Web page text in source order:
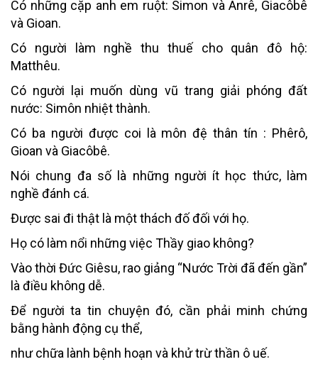
Có những cặp anh em ruột: Simon và Anrê, Giacôbê
và Gioan.
Có người làm nghề thu thuế cho quân đô hộ:
Matthêu.
Có người lại muốn dùng vũ trang giải phóng đất
nước: Simôn nhiệt thành.
Có ba người được coi là môn đệ thân tín : Phêrô,
Gioan và Giacôbê.
Nói chung đa số là những người ít học thức, làm
nghề đánh cá.
Được sai đi thật là một thách đố đối với họ.
Họ có làm nổi những việc Thầy giao không?
Vào thời Đức Giêsu, rao giảng “Nước Trời đã đến gần”
là điều không dễ.
Để người ta tin chuyện đó, cần phải minh chứng
bằng hành động cụ thể,
như chữa lành bệnh hoạn và khử trừ thần ô uế.